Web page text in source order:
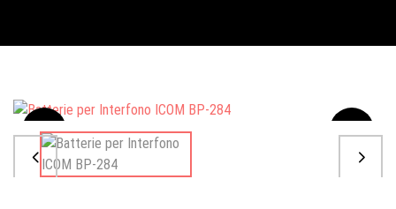
Sale